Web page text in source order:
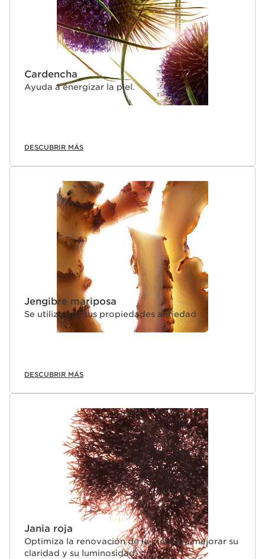
Cardencha
Ayuda a energizar la piel.
DESCUBRIR MÁS
Jengibre mariposa
Se utiliza por sus propiedades antiedad
DESCUBRIR MÁS
Jania roja
Optimiza la renovación de la piel para mejorar su
claridad y su luminosidad.